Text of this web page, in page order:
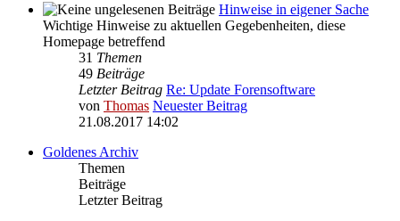
Hinweise in eigener Sache
Wichtige Hinweise zu aktuellen Gegebenheiten, diese
Homepage betreffend
31 Themen
49 Beiträge
Letzter Beitrag Re: Update Forensoftware
von Thomas Neuester Beitrag
21.08.2017 14:02
Goldenes Archiv
Themen
Beiträge
Letzter Beitrag